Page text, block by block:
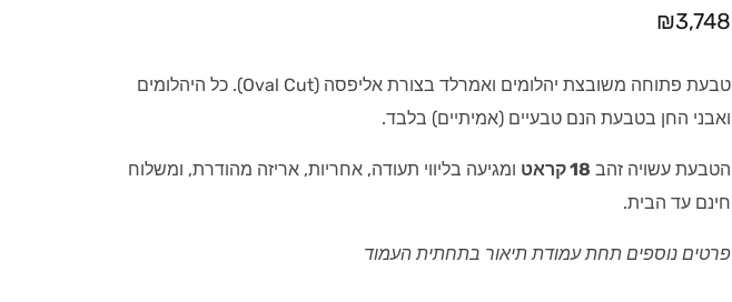
₪3,748
טבעת פתוחה משובצת יהלומים ואמרלד בצורת אליפסה (Oval Cut). כל היהלומים
ואבני החן בטבעת הנם טבעיים (אמיתיים) בלבד.
הטבעת עשויה זהב 18 קראט
ומגיעה בליווי תעודה, אחריות, אריזה מהודרת, ומשלוח
חינם עד הבית.
פרטים נוספים תחת עמודת תיאור בתחתית העמוד